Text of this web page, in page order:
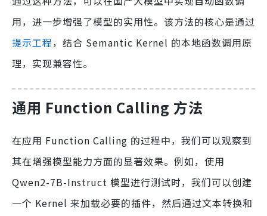
用，进一步增强了模型的实用性。该方法的核心是通过
提示工程，结合 Semantic Kernel 的本地函数调用原
理，实现兼容性。
通用 Function Calling 方法
在应用 Function Calling 的过程中，我们可以观察到
其在增强模型能力方面的显著效果。例如，使用
Qwen2-7B-Instruct 模型进行测试时，我们可以创建
一个 Kernel 来加载必要的插件，然后通过文本转换和